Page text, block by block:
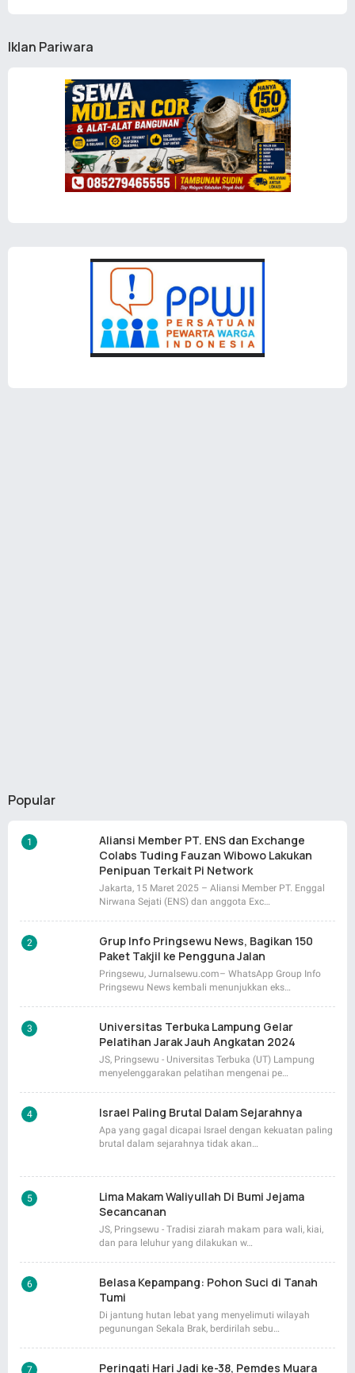
Iklan Pariwara
Popular
Aliansi Member PT. ENS dan Exchange
Colabs Tuding Fauzan Wibowo Lakukan
Penipuan Terkait Pi Network
Jakarta, 15 Maret 2025 – Aliansi Member PT. Enggal
Nirwana Sejati (ENS) dan anggota Exc…
Grup Info Pringsewu News, Bagikan 150
Paket Takjil ke Pengguna Jalan
Pringsewu, Jurnalsewu.com– WhatsApp Group Info
Pringsewu News kembali menunjukkan eks…
Universitas Terbuka Lampung Gelar
Pelatihan Jarak Jauh Angkatan 2024
JS, Pringsewu - Universitas Terbuka (UT) Lampung
menyelenggarakan pelatihan mengenai pe…
Israel Paling Brutal Dalam Sejarahnya
Apa yang gagal dicapai Israel dengan kekuatan paling
brutal dalam sejarahnya tidak akan…
Lima Makam Waliyullah Di Bumi Jejama
Secancanan
JS, Pringsewu - Tradisi ziarah makam para wali, kiai,
dan para leluhur yang dilakukan w…
Belasa Kepampang: Pohon Suci di Tanah
Tumi
Di jantung hutan lebat yang menyelimuti wilayah
pegunungan Sekala Brak, berdirilah sebu…
Peringati Hari Jadi ke-38, Pemdes Muara